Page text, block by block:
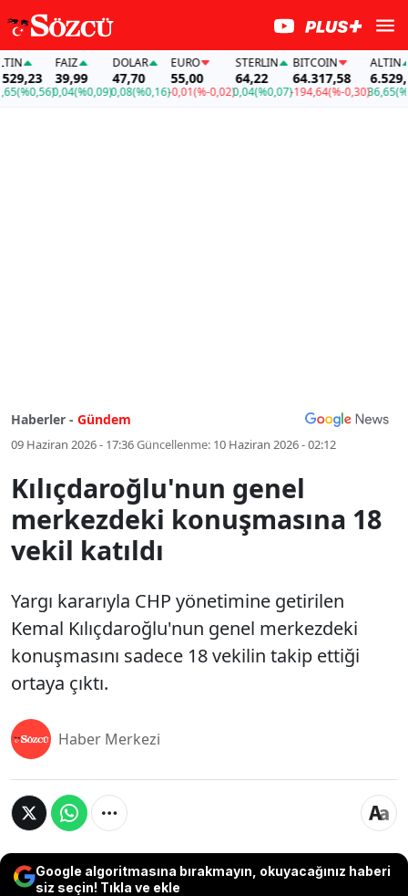
(%0,56)
FAİZ
39,99
0,04(%0,09)
DOLAR
47,70
0,08(%0,16)
EURO
55,00
-0,01(%-0,02)
STERLIN
64,22
0,04(%0,07)
BITCOIN
64.317,58
-194,64(%-0,30)
ALTIN
6.529,23
36,65
Haberler - Gündem
09 Haziran 2026 - 17:36Güncellenme: 10 Haziran 2026 - 02:12
Kılıçdaroğlu'nun genel
merkezdeki konuşmasına 18
vekil katıldı
Yargı kararıyla CHP yönetimine getirilen
Kemal Kılıçdaroğlu'nun genel merkezdeki
konuşmasını sadece 18 vekilin takip ettiği
ortaya çıktı.
Haber Merkezi
Google algoritmasına bırakmayın, okuyacağınız haberi
siz seçin! Tıkla ve ekle